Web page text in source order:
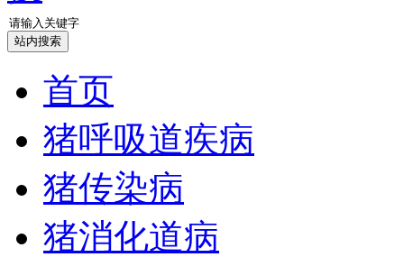
首页
猪呼吸道疾病
猪传染病
猪消化道病